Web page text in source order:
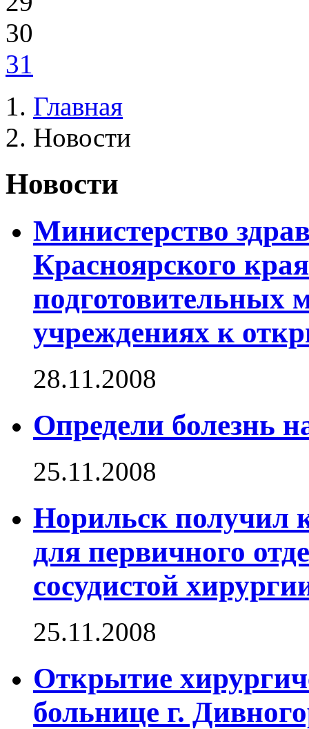
30
31
Главная
Новости
Новости
Министерство
Красноярского
подготовительных
учреждениях к
28.11.2008
Определи болезнь
25.11.2008
Норильск получил
для первичного
сосудистой
25.11.2008
Открытие
больнице г.